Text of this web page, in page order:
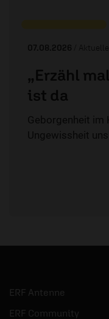
07.08.2026 /
„Erzähl
ist da
Geborgenheit im
Ungewissheit
ERF Antenne
ERF Community